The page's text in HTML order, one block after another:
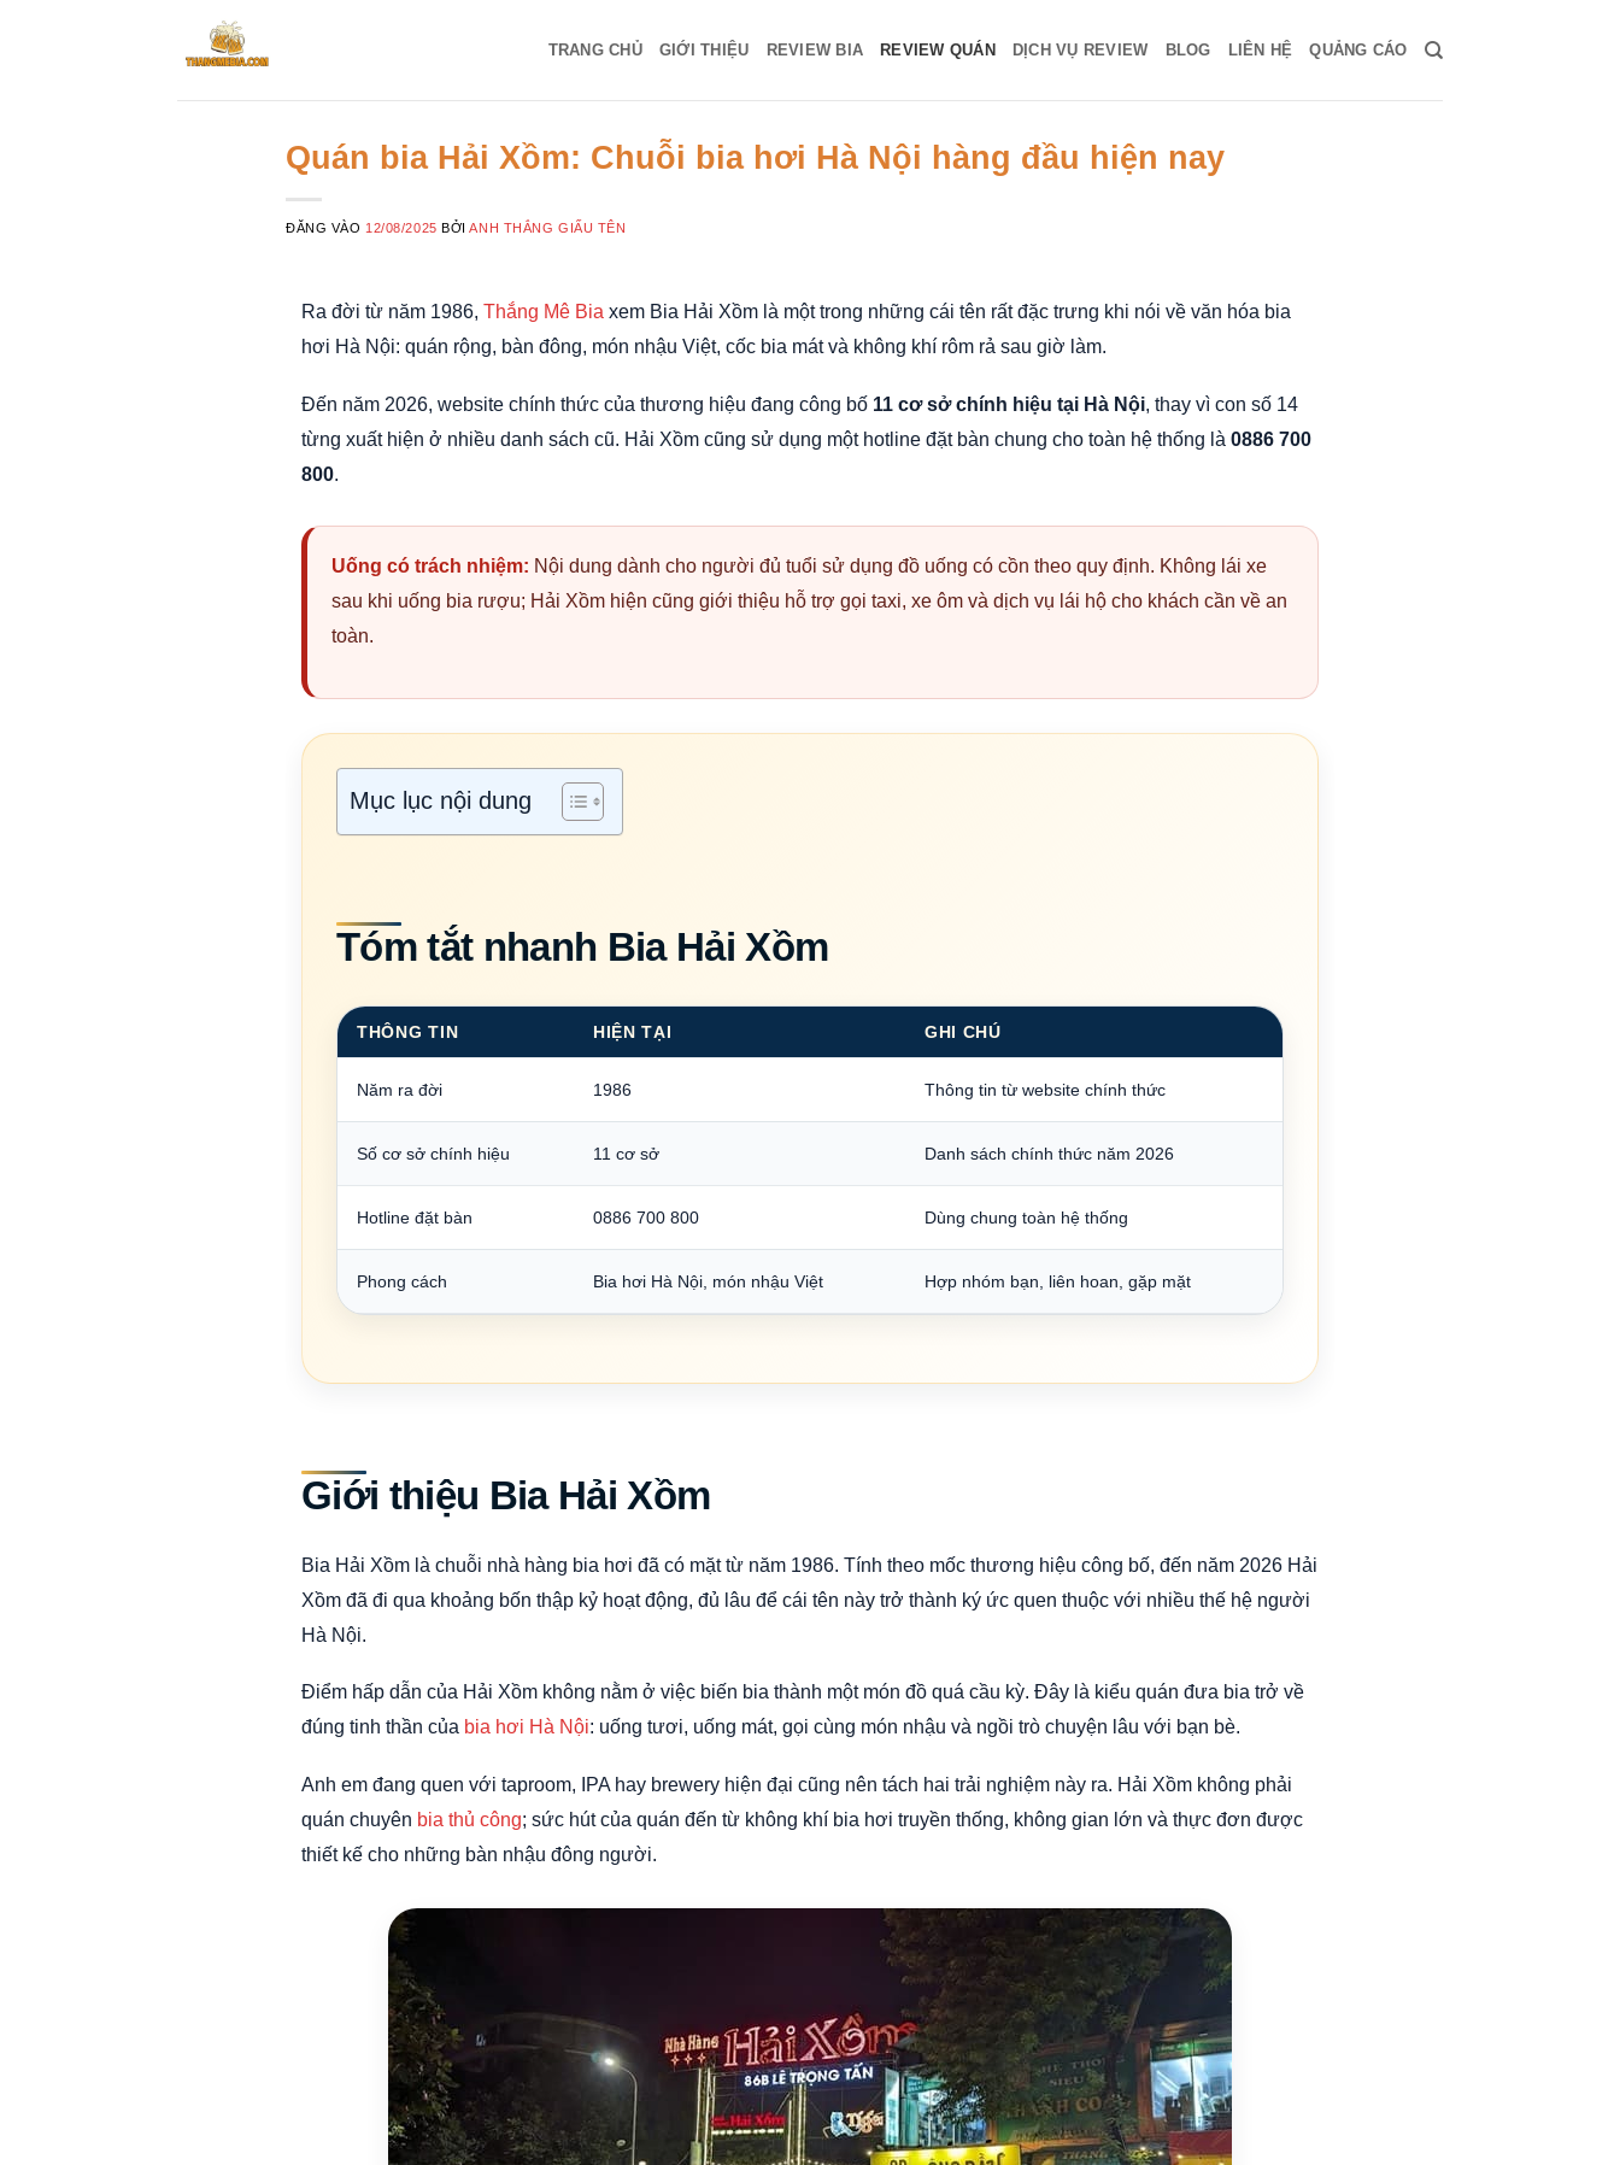
TRANG CHỦ GIỚI THIỆU REVIEW BIA REVIEW QUÁN DỊCH VỤ REVIEW BLOG LIÊN HỆ QUẢNG CÁO
Quán bia Hải Xồm: Chuỗi bia hơi Hà Nội hàng đầu hiện nay
ĐĂNG VÀO 12/08/2025 BỞIANH THẮNG GIẤU TÊN
Ra đời từ năm 1986, Thắng Mê Bia xem Bia Hải Xồm là một trong những cái tên rất đặc trưng khi nói về văn hóa bia
hơi Hà Nội: quán rộng, bàn đông, món nhậu Việt, cốc bia mát và không khí rôm rả sau giờ làm.
Đến năm 2026, website chính thức của thương hiệu đang công bố 11 cơ sở chính hiệu tại Hà Nội, thay vì con số 14
từng xuất hiện ở nhiều danh sách cũ. Hải Xồm cũng sử dụng một hotline đặt bàn chung cho toàn hệ thống là 0886 700
800.
Uống có trách nhiệm: Nội dung dành cho người đủ tuổi sử dụng đồ uống có cồn theo quy định. Không lái xe
sau khi uống bia rượu; Hải Xồm hiện cũng giới thiệu hỗ trợ gọi taxi, xe ôm và dịch vụ lái hộ cho khách cần về an
toàn.
Mục lục nội dung
Tóm tắt nhanh Bia Hải Xồm
THÔNG TIN HIỆN TẠI GHI CHÚ
Năm ra đời 1986 Thông tin từ website chính thức
Số cơ sở chính hiệu 11 cơ sở Danh sách chính thức năm 2026
Hotline đặt bàn 0886 700 800 Dùng chung toàn hệ thống
Phong cách Bia hơi Hà Nội, món nhậu Việt Hợp nhóm bạn, liên hoan, gặp mặt
Giới thiệu Bia Hải Xồm
Bia Hải Xồm là chuỗi nhà hàng bia hơi đã có mặt từ năm 1986. Tính theo mốc thương hiệu công bố, đến năm 2026 Hải
Xồm đã đi qua khoảng bốn thập kỷ hoạt động, đủ lâu để cái tên này trở thành ký ức quen thuộc với nhiều thế hệ người
Hà Nội.
Điểm hấp dẫn của Hải Xồm không nằm ở việc biến bia thành một món đồ quá cầu kỳ. Đây là kiểu quán đưa bia trở về
đúng tinh thần của bia hơi Hà Nội: uống tươi, uống mát, gọi cùng món nhậu và ngồi trò chuyện lâu với bạn bè.
Anh em đang quen với taproom, IPA hay brewery hiện đại cũng nên tách hai trải nghiệm này ra. Hải Xồm không phải
quán chuyên bia thủ công; sức hút của quán đến từ không khí bia hơi truyền thống, không gian lớn và thực đơn được
thiết kế cho những bàn nhậu đông người.